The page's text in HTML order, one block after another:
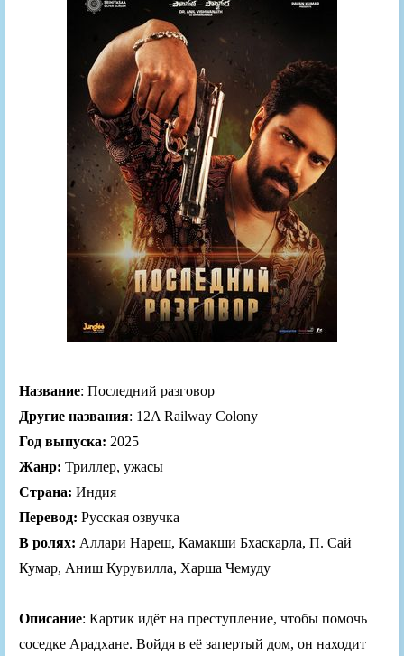
Название: Последний разговор
Другие названия: 12A Railway Colony
Год выпуска: 2025
Жанр: Триллер, ужасы
Страна: Индия
Перевод: Русская озвучка
В ролях: Аллари Нареш, Камакши Бхаскарла, П. Сай
Кумар, Аниш Курувилла, Харша Чемуду
Описание: Картик идёт на преступление, чтобы помочь
соседке Арадхане. Войдя в её запертый дом, он находит